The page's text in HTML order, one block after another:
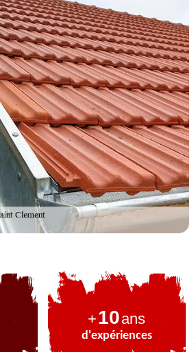
+10ans
d'expériences